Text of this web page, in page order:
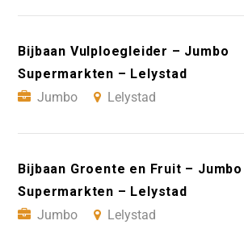
Bijbaan Vulploegleider – Jumbo
Supermarkten – Lelystad
Jumbo
Lelystad
Bijbaan Groente en Fruit – Jumbo
Supermarkten – Lelystad
Jumbo
Lelystad